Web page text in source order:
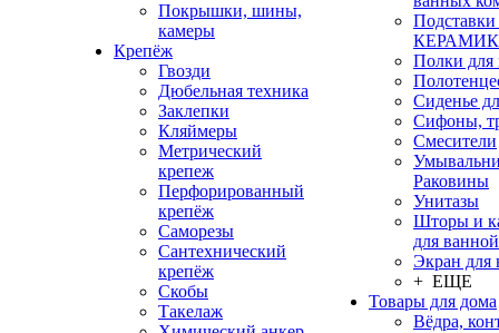
Покрышки, шины,
камеры
Крепёж
Гвозди
Дюбельная техника
Заклепки
Кляймеры
Метрический
крепеж
Перфорированный
крепёж
Саморезы
Сантехнический
крепёж
Скобы
Такелаж
Полки для
Сиденье
Сифоны,
Смесители
Раковины
Унитазы
Шторы и
для ванной
Экран для
+ ЕЩЕ
Товары для дома
Вёдра,